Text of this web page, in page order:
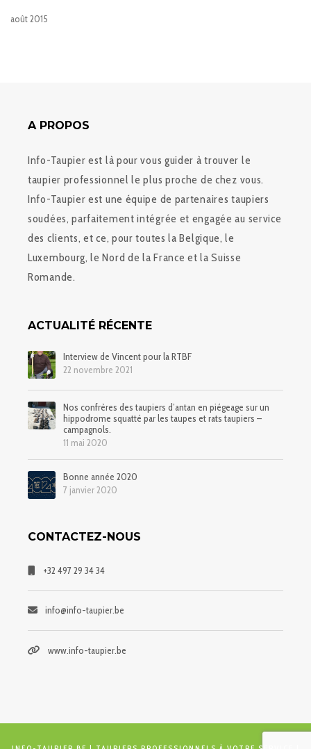
août 2015
A PROPOS
Info-Taupier est là pour vous guider à trouver le
taupier professionnel le plus proche de chez vous.
Info-Taupier est une équipe de partenaires taupiers
soudées, parfaitement intégrée et engagée au service
des clients, et ce, pour toutes la Belgique, le
Luxembourg, le Nord de la France et la Suisse
Romande.
ACTUALITÉ RÉCENTE
Interview de Vincent pour la RTBF
22 novembre 2021
Nos confrères des taupiers d’antan en piégeage sur un
hippodrome squatté par les taupes et rats taupiers –
campagnols.
11 mai 2020
Bonne année 2020
7 janvier 2020
CONTACTEZ-NOUS
+32 497 29 34 34
info@info-taupier.be
www.info-taupier.be